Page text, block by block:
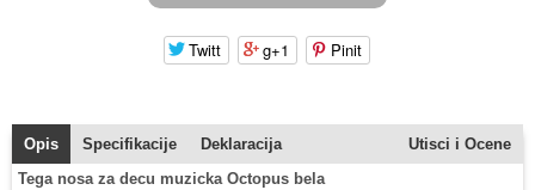
Twitt g+1 Pinit
Opis Specifikacije Deklaracija
Utisci i Ocene
Tega nosa za decu muzicka Octopus bela